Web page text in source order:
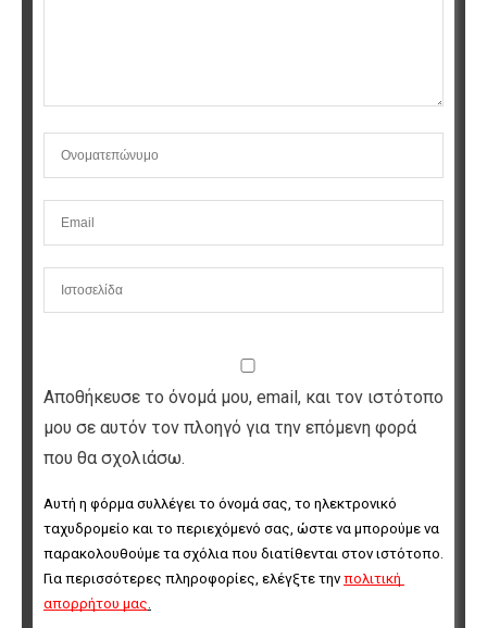
Αποθήκευσε το όνομά μου, email, και τον ιστότοπο
μου σε αυτόν τον πλοηγό για την επόμενη φορά
που θα σχολιάσω.
Αυτή η φόρμα συλλέγει το όνομά σας, το ηλεκτρονικό
ταχυδρομείο και το περιεχόμενό σας, ώστε να μπορούμε να
παρακολουθούμε τα σχόλια που διατίθενται στον ιστότοπο.
Για περισσότερες πληροφορίες, ελέγξτε την πολιτική
απορρήτου μας